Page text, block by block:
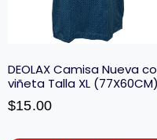
DEOLAX Camisa Nueva
viñeta Talla XL (77X60CM)
$15.00